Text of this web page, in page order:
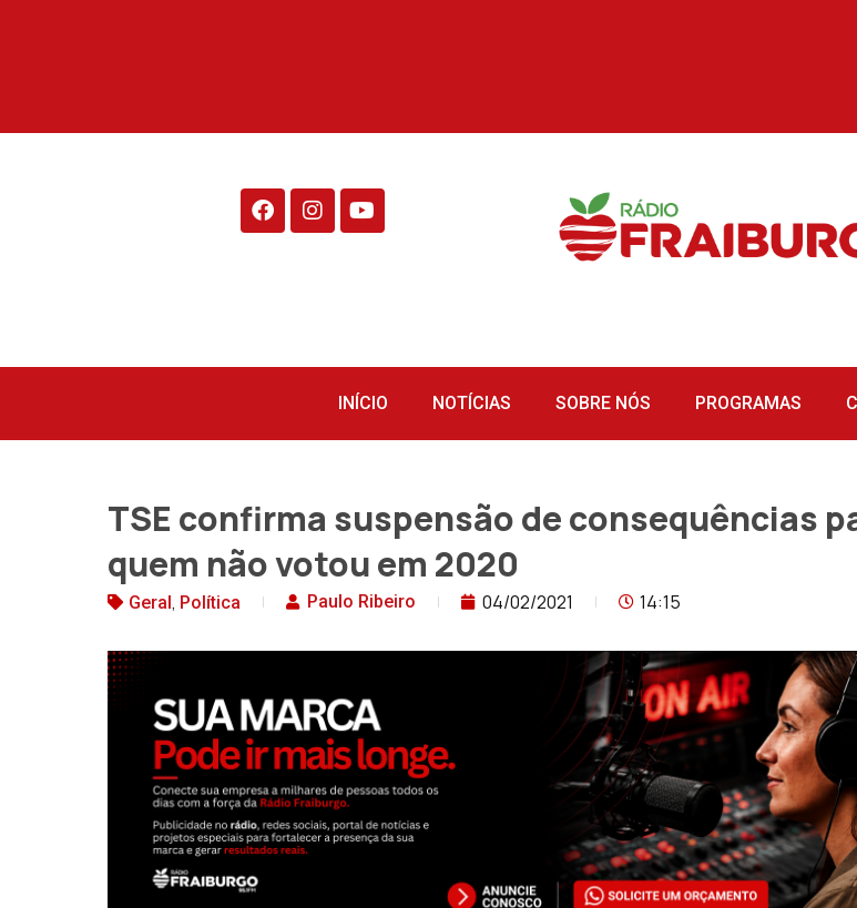
INÍCIO NOTÍCIAS SOBRE NÓS PROGRAMAS
TSE confirma suspensão de consequências
quem não votou em 2020
Geral, Política Paulo Ribeiro 04/02/2021 14:15